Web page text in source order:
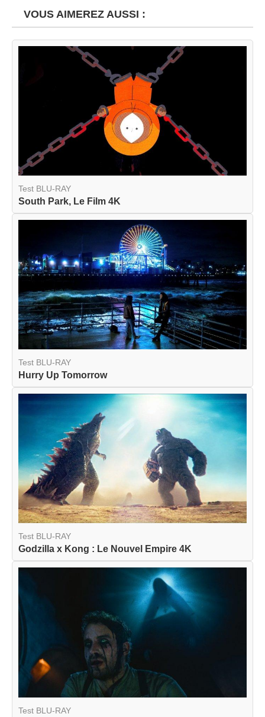
VOUS AIMEREZ AUSSI :
Test BLU-RAY
South Park, Le Film 4K
Test BLU-RAY
Hurry Up Tomorrow
Test BLU-RAY
Godzilla x Kong : Le Nouvel Empire 4K
Test BLU-RAY